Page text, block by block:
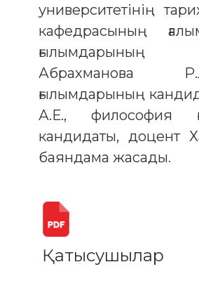
университетінің
кафедрасының
ғылымдарының
Абрахманова
ғылымдарының
А.Е., философия
кандидаты, доцент
баяндама жасады.
Қатысушылар